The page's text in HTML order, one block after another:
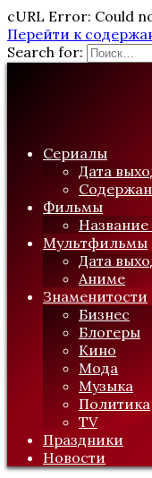
cURL Error: Could
Перейти к
Search for:
Сериалы
Дата
Фильмы
Мультфильмы
Дата
Аниме
Знаменитости
Бизнес
Блогеры
Кино
Мода
Музыка
Политика
TV
Праздники
Новости